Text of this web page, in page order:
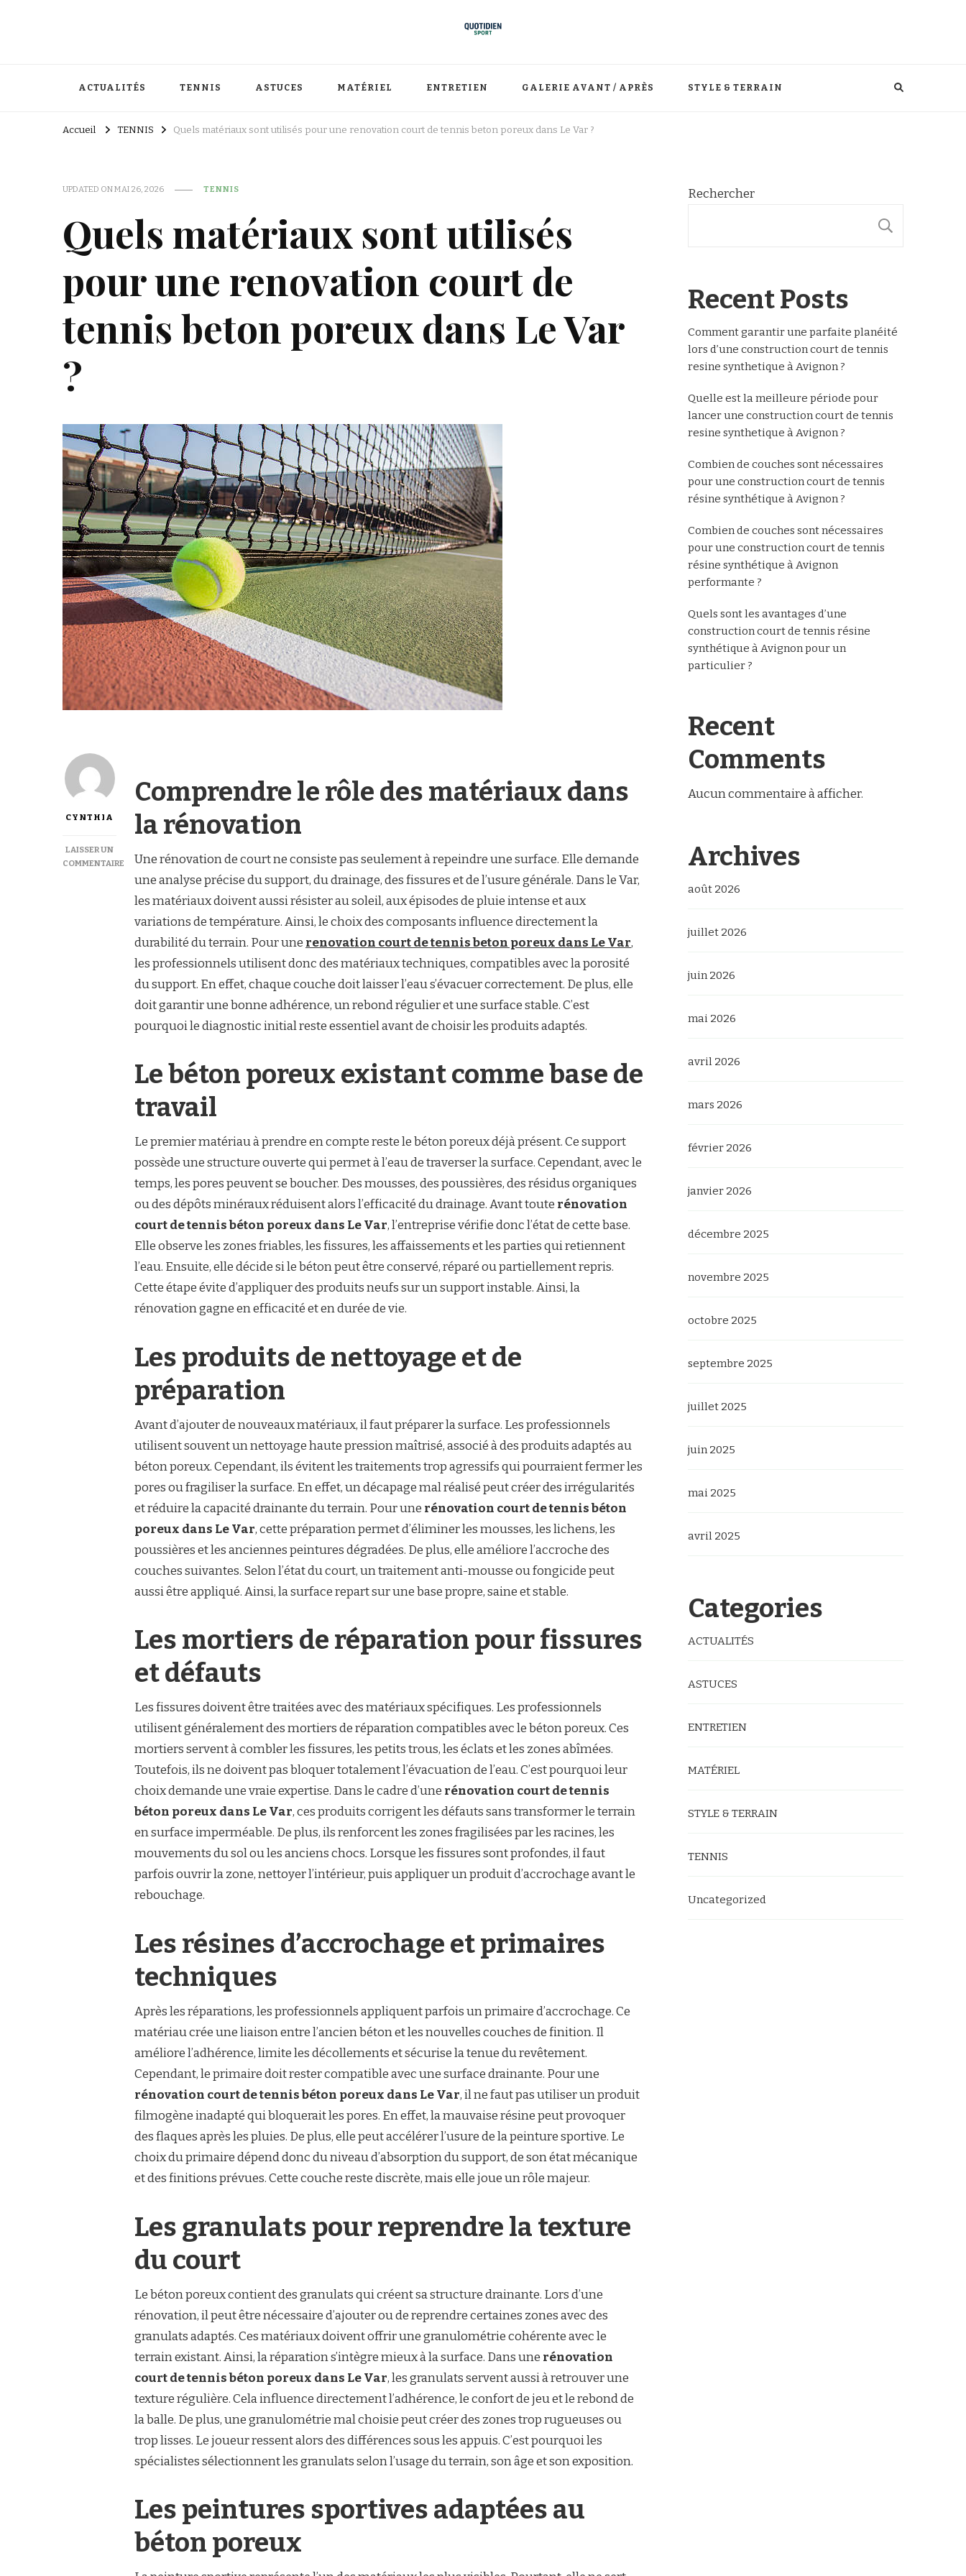
ACTUALITÉS TENNIS ASTUCES MATÉRIEL ENTRETIEN GALERIE AVANT / APRÈS STYLE & TERRAIN
Accueil TENNIS Quels matériaux sont utilisés pour une renovation court de tennis beton poreux dans Le Var ?
UPDATED ONMAI 26, 2026 TENNIS
Quels matériaux sont utilisés
pour une renovation court de
tennis beton poreux dans Le Var
?
CYNTHIA
LAISSER UN
COMMENTAIRE
MATÉRIAUX
Comprendre le rôle des matériaux dans
la rénovation
Une rénovation de court ne consiste pas seulement à repeindre une surface. Elle demande
une analyse précise du support, du drainage, des fissures et de l’usure générale. Dans le Var,
les matériaux doivent aussi résister au soleil, aux épisodes de pluie intense et aux
variations de température. Ainsi, le choix des composants influence directement la
durabilité du terrain. Pour une renovation court de tennis beton poreux dans Le Var,
les professionnels utilisent donc des matériaux techniques, compatibles avec la porosité
du support. En effet, chaque couche doit laisser l’eau s’évacuer correctement. De plus, elle
doit garantir une bonne adhérence, un rebond régulier et une surface stable. C’est
pourquoi le diagnostic initial reste essentiel avant de choisir les produits adaptés.
Le béton poreux existant comme base de
travail
Le premier matériau à prendre en compte reste le béton poreux déjà présent. Ce support
possède une structure ouverte qui permet à l’eau de traverser la surface. Cependant, avec le
temps, les pores peuvent se boucher. Des mousses, des poussières, des résidus organiques
ou des dépôts minéraux réduisent alors l’efficacité du drainage. Avant toute rénovation
court de tennis béton poreux dans Le Var, l’entreprise vérifie donc l’état de cette base.
Elle observe les zones friables, les fissures, les affaissements et les parties qui retiennent
l’eau. Ensuite, elle décide si le béton peut être conservé, réparé ou partiellement repris.
Cette étape évite d’appliquer des produits neufs sur un support instable. Ainsi, la
rénovation gagne en efficacité et en durée de vie.
Les produits de nettoyage et de
préparation
Avant d’ajouter de nouveaux matériaux, il faut préparer la surface. Les professionnels
utilisent souvent un nettoyage haute pression maîtrisé, associé à des produits adaptés au
béton poreux. Cependant, ils évitent les traitements trop agressifs qui pourraient fermer les
pores ou fragiliser la surface. En effet, un décapage mal réalisé peut créer des irrégularités
et réduire la capacité drainante du terrain. Pour une rénovation court de tennis béton
poreux dans Le Var, cette préparation permet d’éliminer les mousses, les lichens, les
poussières et les anciennes peintures dégradées. De plus, elle améliore l’accroche des
couches suivantes. Selon l’état du court, un traitement anti-mousse ou fongicide peut
aussi être appliqué. Ainsi, la surface repart sur une base propre, saine et stable.
Les mortiers de réparation pour fissures
et défauts
Les fissures doivent être traitées avec des matériaux spécifiques. Les professionnels
utilisent généralement des mortiers de réparation compatibles avec le béton poreux. Ces
mortiers servent à combler les fissures, les petits trous, les éclats et les zones abîmées.
Toutefois, ils ne doivent pas bloquer totalement l’évacuation de l’eau. C’est pourquoi leur
choix demande une vraie expertise. Dans le cadre d’une rénovation court de tennis
béton poreux dans Le Var, ces produits corrigent les défauts sans transformer le terrain
en surface imperméable. De plus, ils renforcent les zones fragilisées par les racines, les
mouvements du sol ou les anciens chocs. Lorsque les fissures sont profondes, il faut
parfois ouvrir la zone, nettoyer l’intérieur, puis appliquer un produit d’accrochage avant le
rebouchage.
Les résines d’accrochage et primaires
techniques
Après les réparations, les professionnels appliquent parfois un primaire d’accrochage. Ce
matériau crée une liaison entre l’ancien béton et les nouvelles couches de finition. Il
améliore l’adhérence, limite les décollements et sécurise la tenue du revêtement.
Cependant, le primaire doit rester compatible avec une surface drainante. Pour une
rénovation court de tennis béton poreux dans Le Var, il ne faut pas utiliser un produit
filmogène inadapté qui bloquerait les pores. En effet, la mauvaise résine peut provoquer
des flaques après les pluies. De plus, elle peut accélérer l’usure de la peinture sportive. Le
choix du primaire dépend donc du niveau d’absorption du support, de son état mécanique
et des finitions prévues. Cette couche reste discrète, mais elle joue un rôle majeur.
Les granulats pour reprendre la texture
du court
Le béton poreux contient des granulats qui créent sa structure drainante. Lors d’une
rénovation, il peut être nécessaire d’ajouter ou de reprendre certaines zones avec des
granulats adaptés. Ces matériaux doivent offrir une granulométrie cohérente avec le
terrain existant. Ainsi, la réparation s’intègre mieux à la surface. Dans une rénovation
court de tennis béton poreux dans Le Var, les granulats servent aussi à retrouver une
texture régulière. Cela influence directement l’adhérence, le confort de jeu et le rebond de
la balle. De plus, une granulométrie mal choisie peut créer des zones trop rugueuses ou
trop lisses. Le joueur ressent alors des différences sous les appuis. C’est pourquoi les
spécialistes sélectionnent les granulats selon l’usage du terrain, son âge et son exposition.
Les peintures sportives adaptées au
béton poreux
Rechercher
Recent Posts
Comment garantir une parfaite planéité
lors d’une construction court de tennis
resine synthetique à Avignon ?
Quelle est la meilleure période pour
lancer une construction court de tennis
resine synthetique à Avignon ?
Combien de couches sont nécessaires
pour une construction court de tennis
résine synthétique à Avignon ?
Combien de couches sont nécessaires
pour une construction court de tennis
résine synthétique à Avignon
performante ?
Quels sont les avantages d’une
construction court de tennis résine
synthétique à Avignon pour un
particulier ?
Recent
Comments
Aucun commentaire à afficher.
Archives
août 2026
juillet 2026
juin 2026
mai 2026
avril 2026
mars 2026
février 2026
janvier 2026
décembre 2025
novembre 2025
octobre 2025
septembre 2025
juillet 2025
juin 2025
mai 2025
avril 2025
Categories
ACTUALITÉS
ASTUCES
ENTRETIEN
MATÉRIEL
STYLE & TERRAIN
TENNIS
Uncategorized